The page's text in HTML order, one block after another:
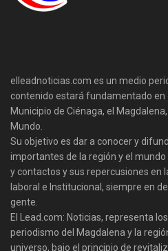
elleadnoticias.com es un medio
contenido estará fundamentado en
Municipio de Ciénaga, el
Mundo.
Su objetivo es dar a conocer y
importantes de la región y el
y contactos y sus repercusiones en
laboral e Institucional, siempre en
gente.
El Lead.com: Noticias, representa
periodismo del Magdalena y la
universo, bajo el principio de